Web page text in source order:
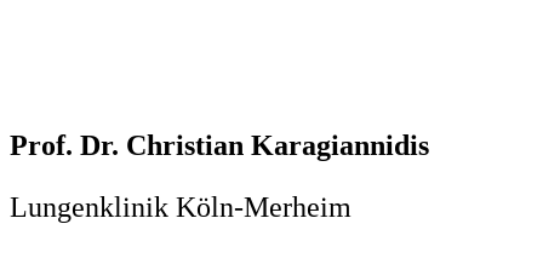
Prof. Dr. Christian Karagiannidis
Lungenklinik Köln-Merheim